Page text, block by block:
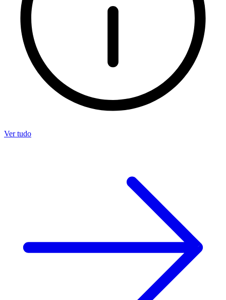
Ver tudo